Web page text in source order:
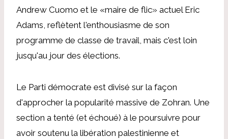
Andrew Cuomo et le «maire de flic» actuel Eric
Adams, reflètent l'enthousiasme de son
programme de classe de travail, mais c'est loin
jusqu'au jour des élections.
Le Parti démocrate est divisé sur la façon
d'approcher la popularité massive de Zohran. Une
section a tenté (et échoué) à le poursuivre pour
avoir soutenu la libération palestinienne et